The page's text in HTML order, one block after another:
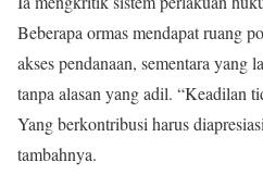
Beberapa ormas mendapat ruang
akses pendanaan, sementara yang
tanpa alasan yang adil. “Keadilan
Yang berkontribusi harus
tambahnya.